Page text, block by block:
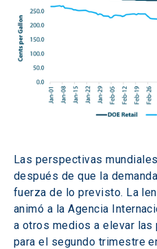
Las perspectivas
después de que la
fuerza de lo previsto. La
animó a la Agencia
a otros medios a elevar
para el segundo trimestre